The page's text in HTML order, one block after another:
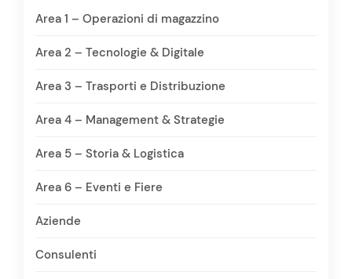
Area 1 – Operazioni di magazzino
Area 2 – Tecnologie & Digitale
Area 3 – Trasporti e Distribuzione
Area 4 – Management & Strategie
Area 5 – Storia & Logistica
Area 6 – Eventi e Fiere
Aziende
Consulenti